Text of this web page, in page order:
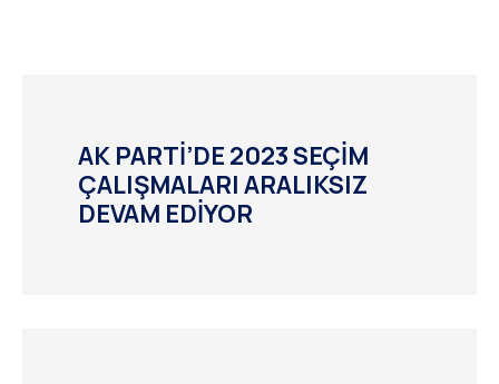
AK PARTİ’DE 2023 SEÇİM
ÇALIŞMALARI ARALIKSIZ
DEVAM EDİYOR